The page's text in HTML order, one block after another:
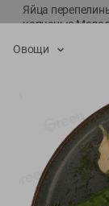
Яйца
копченые
упак
Показано 1-14
Овощи